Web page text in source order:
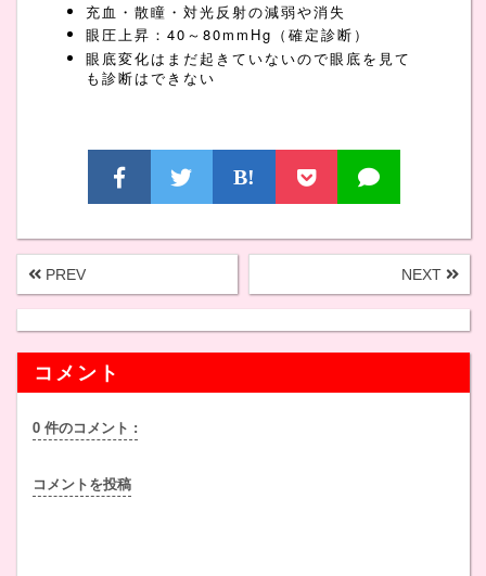
充血・散瞳・対光反射の減弱や消失
眼圧上昇：40～80mmHg（確定診断）
眼底変化はまだ起きていないので眼底を見て
も診断はできない
B!
PREV NEXT
コメント
0 件のコメント :
コメントを投稿